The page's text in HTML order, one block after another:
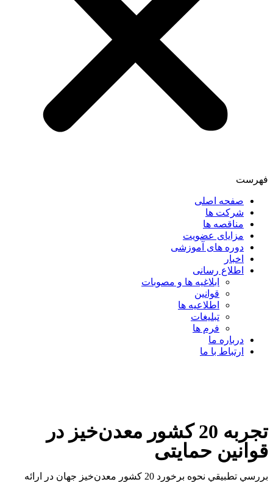
فهرست
صفحه اصلی
شرکت ها
مناقصه ها
مزایای عضویت
دوره های آموزشی
اخبار
اطلاع رسانی
ابلاغیه ها و مصوبات
قوانین
اطلاعیه ها
تبلیغات
فرم ها
درباره ما
ارتباط با ما
تجربه 20 کشور معدن‌خیز در
قوانین حمایتی
بررسي تطبيقي نحوه برخورد 20 كشور معدن‌خيز جهان در ارائه